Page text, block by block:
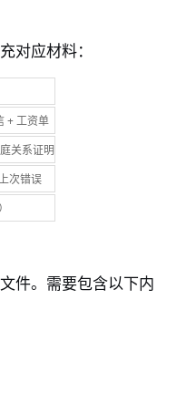
对应材料：
+ 工资单
关系证明
次错误
件。需要包含以下内